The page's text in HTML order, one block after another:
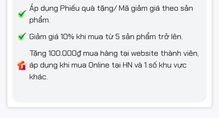
Áp dụng Phiếu quà tặng/ Mã giảm giá theo sản
phẩm.
Giảm giá 10% khi mua từ 5 sản phẩm trở lên.
Tặng 100.000₫ mua hàng tại website thành viên,
áp dụng khi mua Online tại HN và 1 số khu vực
khác.
Đặc điểm Hộp mực in
Đổ mực dễ dàng và dễ thay thế vật tư.
Bản in sắc nét, hình ảnh rõ ràng.